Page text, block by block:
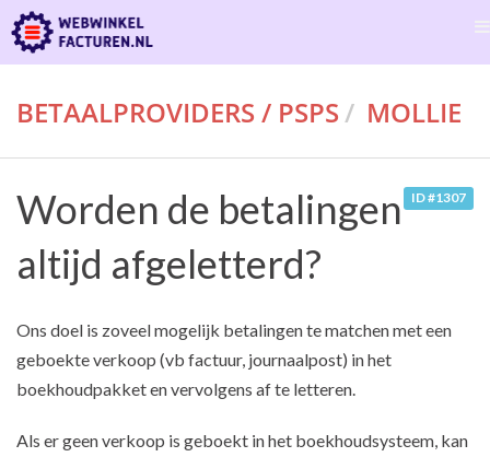
BETAALPROVIDERS / PSPS MOLLIE
ID #1307
Worden de betalingen
altijd afgeletterd?
Ons doel is zoveel mogelijk betalingen te matchen met een
geboekte verkoop (vb factuur, journaalpost) in het
boekhoudpakket en vervolgens af te letteren.
Als er geen verkoop is geboekt in het boekhoudsysteem, kan